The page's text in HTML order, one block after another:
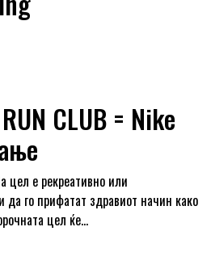
CLUB = Nike
цел е рекреативно или
да го прифатат здравиот начин како
цел ќе...